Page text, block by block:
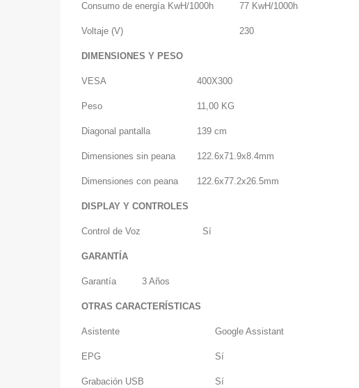
Consumo de energía KwH/1000h 77 KwH/1000h
Voltaje (V) 230
DIMENSIONES Y PESO
VESA 400X300
Peso 11,00 KG
Diagonal pantalla 139 cm
Dimensiones sin peana 122.6x71.9x8.4mm
Dimensiones con peana 122.6x77.2x26.5mm
DISPLAY Y CONTROLES
Control de Voz Sí
GARANTÍA
Garantía 3 Años
OTRAS CARACTERÍSTICAS
Asistente Google Assistant
EPG Sí
Grabación USB Sí